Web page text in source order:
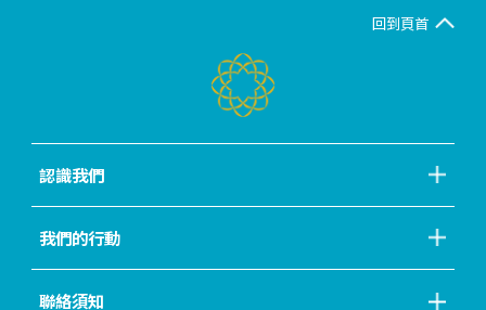
回到頁首
認識我們
我們的行動
聯絡須知